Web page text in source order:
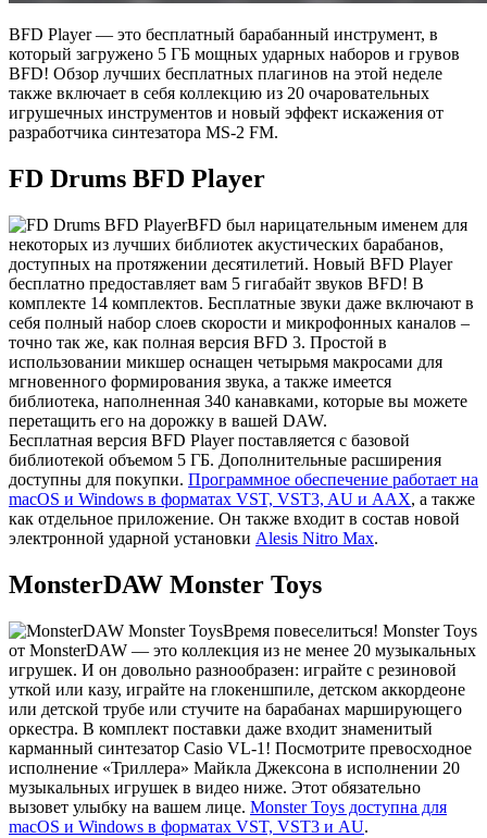
BFD Player — это бесплатный барабанный инструмент, в
который загружено 5 ГБ мощных ударных наборов и грувов
BFD! Обзор лучших бесплатных плагинов на этой неделе
также включает в себя коллекцию из 20 очаровательных
игрушечных инструментов и новый эффект искажения от
разработчика синтезатора MS-2 FM.
FD Drums BFD Player
BFD был нарицательным именем для
некоторых из лучших библиотек акустических барабанов,
доступных на протяжении десятилетий. Новый BFD Player
бесплатно предоставляет вам 5 гигабайт звуков BFD! В
комплекте 14 комплектов. Бесплатные звуки даже включают в
себя полный набор слоев скорости и микрофонных каналов –
точно так же, как полная версия BFD 3. Простой в
использовании микшер оснащен четырьмя макросами для
мгновенного формирования звука, а также имеется
библиотека, наполненная 340 канавками, которые вы можете
перетащить его на дорожку в вашей DAW.
Бесплатная версия BFD Player поставляется с базовой
библиотекой объемом 5 ГБ. Дополнительные расширения
доступны для покупки. Программное обеспечение работает на
macOS и Windows в форматах VST, VST3, AU и AAX, а также
как отдельное приложение. Он также входит в состав новой
электронной ударной установки Alesis Nitro Max.
MonsterDAW Monster Toys
Время повеселиться! Monster Toys
от MonsterDAW — это коллекция из не менее 20 музыкальных
игрушек. И он довольно разнообразен: играйте с резиновой
уткой или казу, играйте на глокеншпиле, детском аккордеоне
или детской трубе или стучите на барабанах марширующего
оркестра. В комплект поставки даже входит знаменитый
карманный синтезатор Casio VL-1! Посмотрите превосходное
исполнение «Триллера» Майкла Джексона в исполнении 20
музыкальных игрушек в видео ниже. Этот обязательно
вызовет улыбку на вашем лице. Monster Toys доступна для
macOS и Windows в форматах VST, VST3 и AU.